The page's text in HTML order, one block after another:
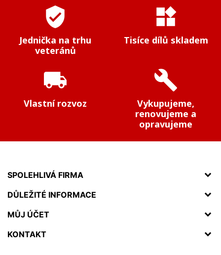
verified_user
Jednička na trhu
veteránů
widgets
Tisíce dílů skladem
local_shipping
Vlastní rozvoz
build
Vykupujeme,
renovujeme a
opravujeme
SPOLEHLIVÁ FIRMA
DŮLEŽITÉ INFORMACE
MŮJ ÚČET
KONTAKT